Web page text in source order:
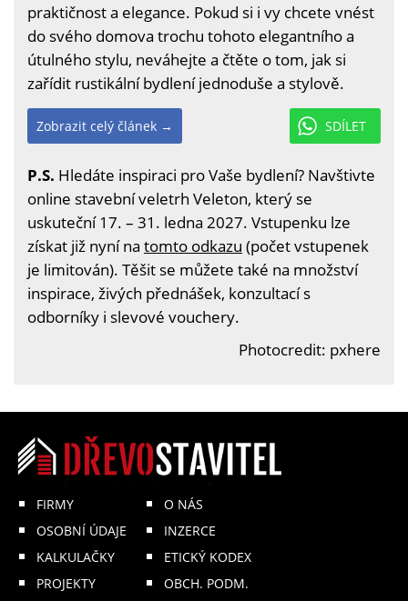
praktičnost a elegance. Pokud si i vy chcete vnést
do svého domova trochu tohoto elegantního a
útulného stylu, neváhejte a čtěte o tom, jak si
zařídit rustikální bydlení jednoduše a stylově.
SDÍLET
Zobrazit celý článek →
P.S. Hledáte inspiraci pro Vaše bydlení? Navštivte
online stavební veletrh Veleton, který se
uskuteční 17. – 31. ledna 2027. Vstupenku lze
získat již nyní na tomto odkazu (počet vstupenek
je limitován). Těšit se můžete také na množství
inspirace, živých přednášek, konzultací s
odborníky i slevové vouchery.
Photocredit: pxhere
FIRMY
OSOBNÍ ÚDAJE
KALKULAČKY
PROJEKTY
O NÁS
INZERCE
ETICKÝ KODEX
OBCH. PODM.